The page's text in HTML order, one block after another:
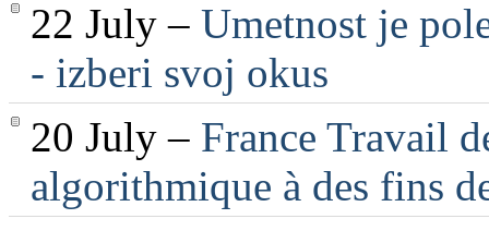
22 July – Umetnost je
- izberi svoj okus
20 July – France Travail
algorithmique à des fins